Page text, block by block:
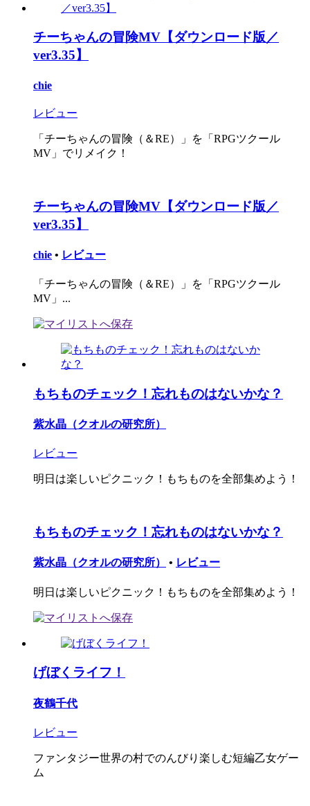
チーちゃんの冒険MV【ダウンロード版／
ver3.35】
chie
レビュー
「チーちゃんの冒険（＆RE）」を「RPGツクール
MV」でリメイク！
チーちゃんの冒険MV【ダウンロード版／
ver3.35】
chie • レビュー
「チーちゃんの冒険（＆RE）」を「RPGツクール
MV」...
もちものチェック！忘れものはないかな？
紫水晶（クオルの研究所）
レビュー
明日は楽しいピクニック！もちものを全部集めよう！
もちものチェック！忘れものはないかな？
紫水晶（クオルの研究所） • レビュー
明日は楽しいピクニック！もちものを全部集めよう！
げぼくライフ！
夜鶴千代
レビュー
ファンタジー世界の村でのんびり楽しむ短編乙女ゲー
ム